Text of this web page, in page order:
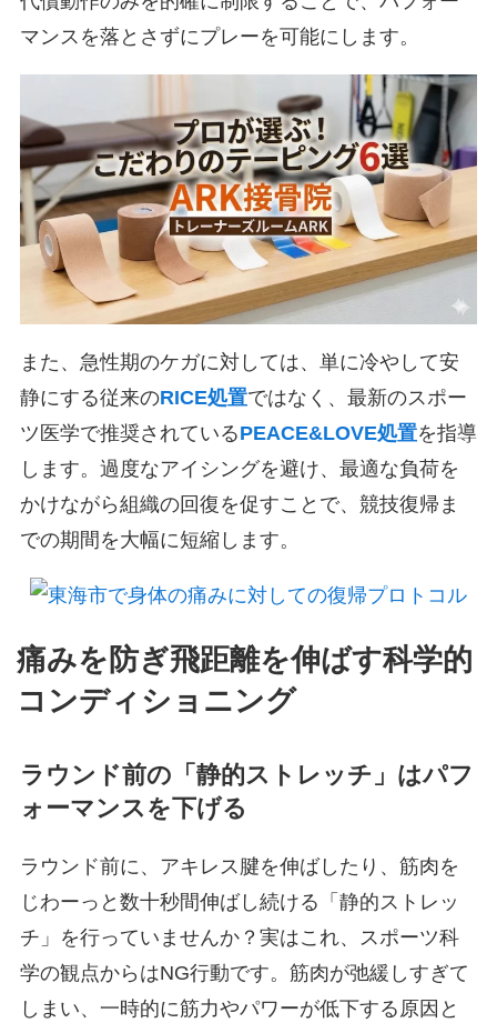
マンスを落とさずにプレーを可能にします。
また、急性期のケガに対しては、単に冷やして安
静にする従来のRICE処置ではなく、最新のスポー
ツ医学で推奨されているPEACE&LOVE処置を指導
します。過度なアイシングを避け、最適な負荷を
かけながら組織の回復を促すことで、競技復帰ま
での期間を大幅に短縮します。
痛みを防ぎ飛距離を伸ばす科学的
コンディショニング
ラウンド前の「静的ストレッチ」はパフ
ォーマンスを下げる
ラウンド前に、アキレス腱を伸ばしたり、筋肉を
じわーっと数十秒間伸ばし続ける「静的ストレッ
チ」を行っていませんか？実はこれ、スポーツ科
学の観点からはNG行動です。筋肉が弛緩しすぎて
しまい、一時的に筋力やパワーが低下する原因と